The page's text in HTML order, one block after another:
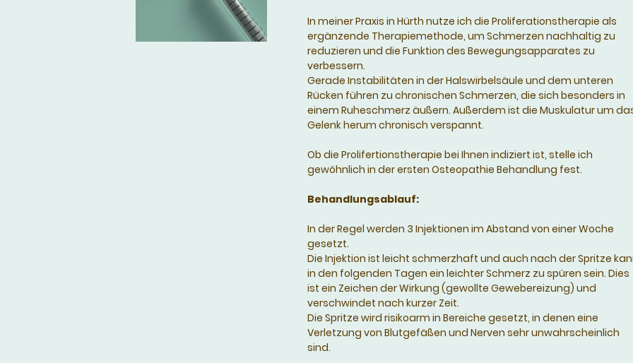
In meiner Praxis in Hürth nutze ich die Proliferationstherapie als
ergänzende Therapiemethode, um Schmerzen nachhaltig zu
reduzieren und die Funktion des Bewegungsapparates zu
verbessern.
Gerade Instabilitäten in der Halswirbelsäule und dem unteren
Rücken führen zu chronischen Schmerzen, die sich besonders in
einem Ruheschmerz äußern. Außerdem ist die Muskulatur um
Gelenk herum chronisch verspannt.
Ob die Prolifertionstherapie bei Ihnen indiziert ist, stelle ich
gewöhnlich in der ersten Osteopathie Behandlung fest.
Behandlungsablauf:
In der Regel werden 3 Injektionen im Abstand von einer Woche
gesetzt.
Die Injektion ist leicht schmerzhaft und auch nach der Spritze
in den folgenden Tagen ein leichter Schmerz zu spüren sein. Dies
ist ein Zeichen der Wirkung (gewollte Gewebereizung) und
verschwindet nach kurzer Zeit.
Die Spritze wird risikoarm in Bereiche gesetzt, in denen eine
Verletzung von Blutgefäßen und Nerven sehr unwahrscheinlich
sind.